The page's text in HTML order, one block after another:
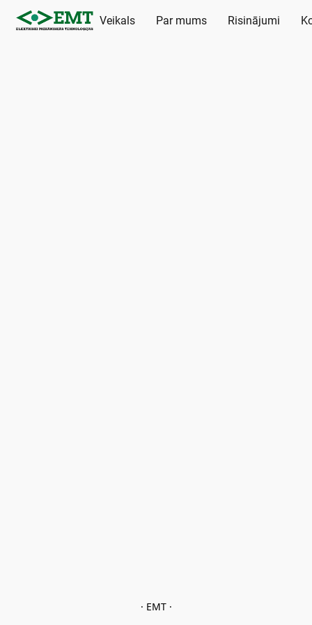
Veikals Par mums Risinājumi
· EMT ·